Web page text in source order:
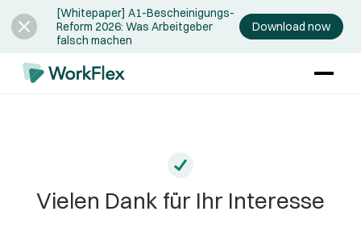
[Whitepaper] A1-Bescheinigungs-
Reform 2026: Was Arbeitgeber
falsch machen
Download now
Vielen Dank für Ihr Interesse